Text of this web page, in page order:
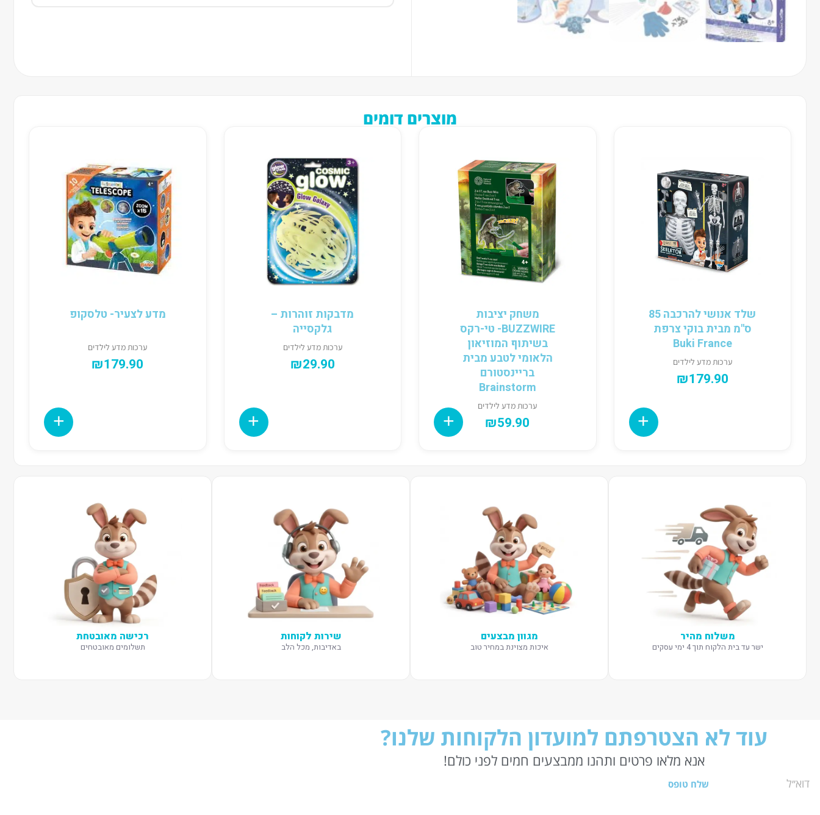
מוצרים דומים
שלד אנושי להרכבה 85
ס"מ מבית בוקי צרפת
Buki France
ערכות מדע לילדים
₪179.90
משחק יציבות
BUZZWIRE- טי-רקס
בשיתוף המוזיאון
הלאומי לטבע מבית
בריינסטורם
Brainstorm
ערכות מדע לילדים
₪59.90
מדבקות זוהרות –
גלקסייה
ערכות מדע לילדים
₪29.90
מדע לצעיר- טלסקופ
ערכות מדע לילדים
₪179.90
משלוח מהיר
ישר עד בית הלקוח תוך 4 ימי עסקים
מגוון מבצעים
איכות מצוינת במחיר טוב
שירות לקוחות
באדיבות, מכל הלב
רכישה מאובטחת
תשלומים מאובטחים
עוד לא הצטרפתם למועדון הלקוחות שלנו?
אנא מלאו פרטים ותהנו ממבצעים חמים לפני כולם!
שלח טופס